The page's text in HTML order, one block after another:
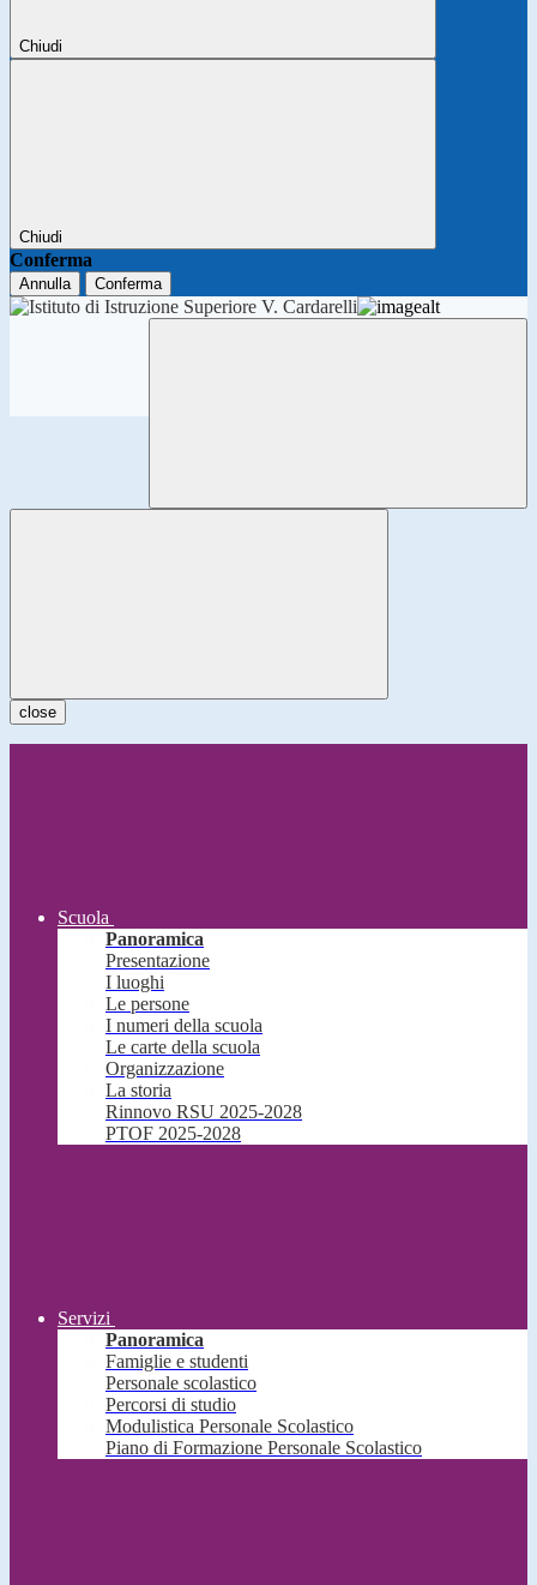
Chiudi
Chiudi
Conferma
Annulla Conferma
close
Scuola
Panoramica
Presentazione
I luoghi
Le persone
I numeri della scuola
Le carte della scuola
Organizzazione
La storia
Rinnovo RSU 2025-2028
PTOF 2025-2028
Servizi
Panoramica
Famiglie e studenti
Personale scolastico
Percorsi di studio
Modulistica Personale Scolastico
Piano di Formazione Personale Scolastico